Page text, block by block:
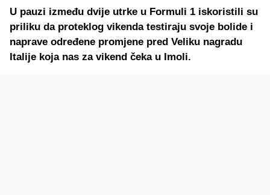
U pauzi između dvije utrke u Formuli 1 iskoristili su
priliku da proteklog vikenda testiraju svoje bolide i
naprave određene promjene pred Veliku nagradu
Italije koja nas za vikend čeka u Imoli.